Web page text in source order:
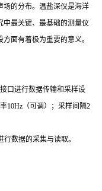
场的分布。温盐深仪是海洋
中最关键、最基础的测量仪
面有着极为重要的意义。
口进行数据传输和采样设
10Hz（可调）；采样间隔2
行数据的采集与读取。